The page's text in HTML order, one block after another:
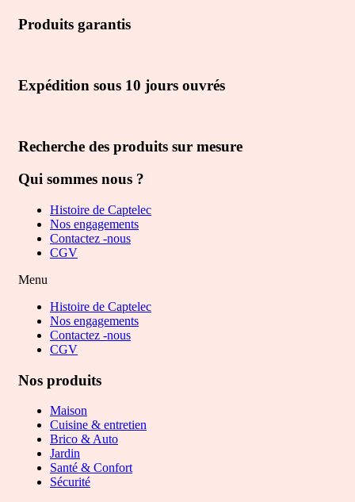
Produits garantis
Expédition sous 10 jours ouvrés
Recherche des produits sur mesure
Qui sommes nous ?
Histoire de Captelec
Nos engagements
Contactez -nous
CGV
Menu
Histoire de Captelec
Nos engagements
Contactez -nous
CGV
Nos produits
Maison
Cuisine & entretien
Brico & Auto
Jardin
Santé & Confort
Sécurité